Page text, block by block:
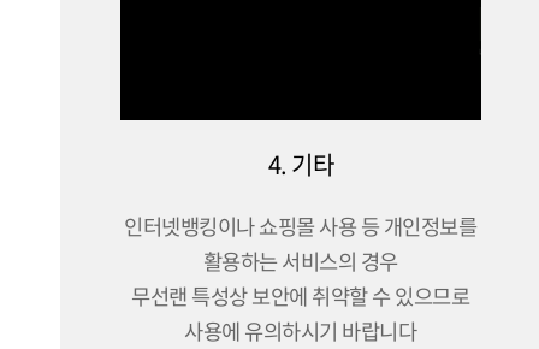
4. 기타
인터넷뱅킹이나 쇼핑몰 사용 등 개인정보를
활용하는 서비스의 경우
무선랜 특성상 보안에 취약할 수 있으므로
사용에 유의하시기 바랍니다